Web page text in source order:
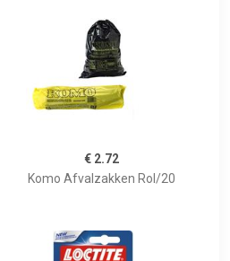
€ 2.72
Komo Afvalzakken Rol/20